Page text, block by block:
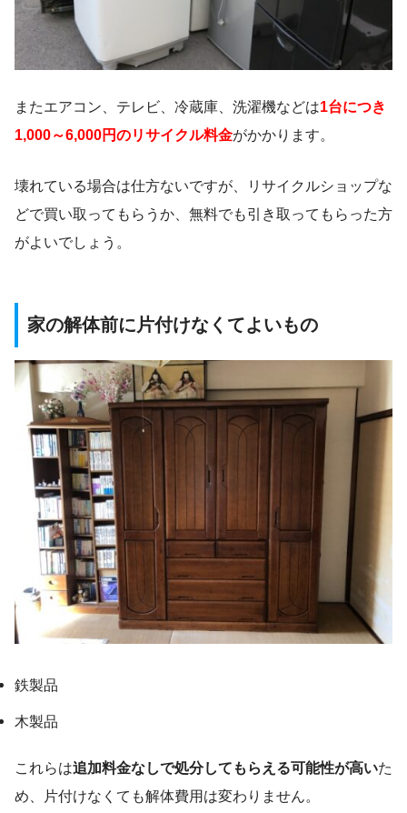
またエアコン、テレビ、冷蔵庫、洗濯機などは1台につき
1,000～6,000円のリサイクル料金がかかります。
壊れている場合は仕方ないですが、リサイクルショップな
どで買い取ってもらうか、無料でも引き取ってもらった方
がよいでしょう。
家の解体前に片付けなくてよいもの
鉄製品
木製品
これらは追加料金なしで処分してもらえる可能性が高いた
め、片付けなくても解体費用は変わりません。